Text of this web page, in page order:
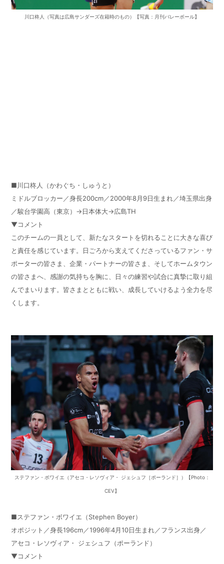
川口柊人（写真は広島サンダーズ在籍時のもの）【写真：月刊バレーボール】
■川口柊人（かわぐち・しゅうと）
ミドルブロッカー／身長200cm／2000年8月9日生まれ／埼玉県出身
／駿台学園高（東京）→日本体大→広島TH
▼コメント
このチームの一員として、新たなスタートを切れることに大きな喜び
と責任を感じています。日ごろから支えてくださっているファン・サ
ポーターの皆さま、企業・パートナーの皆さま、そしてホームタウン
の皆さまへ、感謝の気持ちを胸に、日々の練習や試合に真摯に取り組
んでまいります。皆さまとともに戦い、成長していけるよう全力を尽
くします。
ステファン・ボワイエ（アセコ・レソヴィア・ ジェシュフ［ポーランド］）【Photo：
CEV】
■ステファン・ボワイエ（Stephen Boyer）
オポジット／身長196cm／1996年4月10日生まれ／フランス出身／
アセコ・レソヴィア・ ジェシュフ（ポーランド）
▼コメント